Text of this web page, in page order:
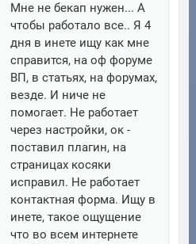
Мне не бекап нужен... А
чтобы работало все.. Я 4
дня в инете ищу как мне
справится, на оф форуме
ВП, в статьях, на форумах,
везде. И ниче не
помогает. Не работает
через настройки, ок -
поставил плагин, на
страницах косяки
исправил. Не работает
контактная форма. Ищу в
инете, такое ощущение
что во всем интернете